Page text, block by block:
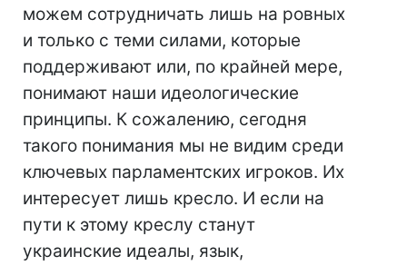
можем сотрудничать лишь на ровных
и только с теми силами, которые
поддерживают или, по крайней мере,
понимают наши идеологические
принципы. К сожалению, сегодня
такого понимания мы не видим среди
ключевых парламентских игроков. Их
интересует лишь кресло. И если на
пути к этому креслу станут
украинские идеалы, язык,